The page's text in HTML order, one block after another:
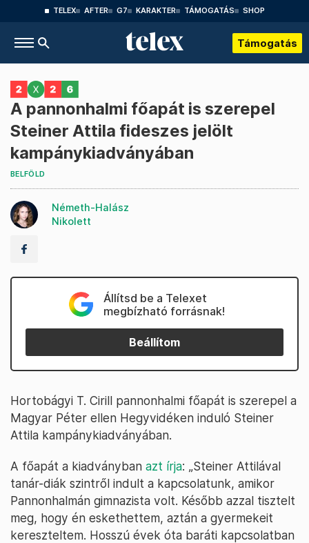
TELEX AFTER G7 KARAKTER TÁMOGATÁS SHOP
Támogatás
A pannonhalmi főapát is szerepel
Steiner Attila fideszes jelölt
kampánykiadványában
BELFÖLD
Németh-Halász
Nikolett
Állítsd be a Telexet
megbízható forrásnak!
Beállítom
Hortobágyi T. Cirill pannonhalmi főapát is szerepel a
Magyar Péter ellen Hegyvidéken induló Steiner
Attila kampánykiadványában.
A főapát a kiadványban azt írja: „Steiner Attilával
tanár-diák szintről indult a kapcsolatunk, amikor
Pannonhalmán gimnazista volt. Később azzal tisztelt
meg, hogy én eskethettem, aztán a gyermekeit
kereszteltem. Hosszú évek óta baráti kapcsolatban